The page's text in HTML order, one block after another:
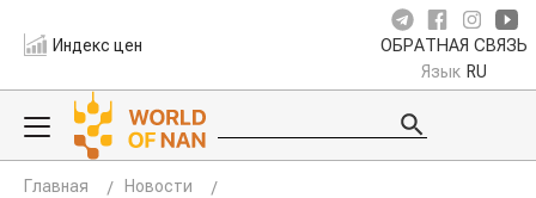
Индекс цен ОБРАТНАЯ СВЯЗЬ
Язык RU
Главная
Новости